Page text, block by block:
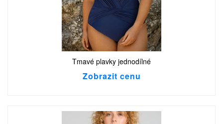
Tmavé plavky jednodílné
Zobrazit cenu